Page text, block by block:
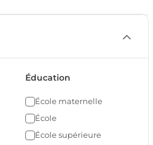
Éducation
École maternelle
École
École supérieure